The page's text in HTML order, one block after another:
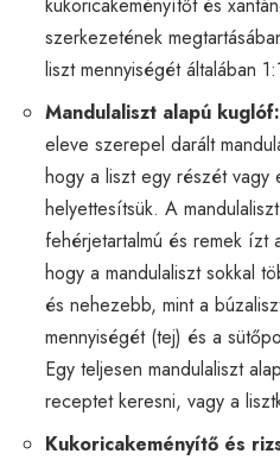
szerkezetének
liszt mennyiségét általában
Mandulaliszt alapú kuglóf:
eleve szerepel darált
hogy a liszt egy részét vagy
helyettesítsük. A
fehérjetartalmú és remek
hogy a mandulaliszt sokkal
és nehezebb, mint a
mennyiségét (tej) és a
Egy teljesen mandulaliszt
receptet keresni, vagy a
Kukoricakeményítő és